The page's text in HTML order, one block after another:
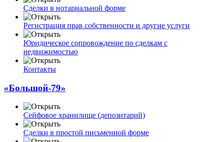
Сделки в нотариальной форме
Регистрация прав собственности и другие услуги
Юридическое сопровождение по сделкам с
недвижимостью
Контакты
«Большой-79»
Сейфовое хранилище (депозитарий)
Сделки в простой письменной форме